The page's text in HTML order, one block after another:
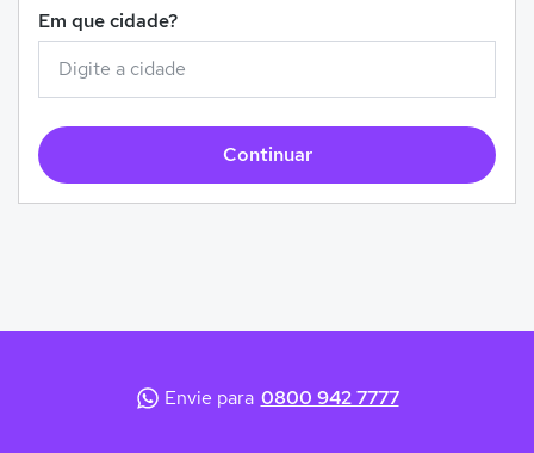
Em que cidade?
Continuar
Envie para 0800 942 7777